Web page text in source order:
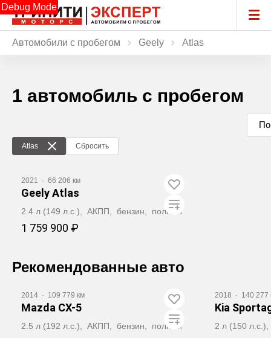
Debug Mode
Автомобили с пробегом Geely Atlas
1 автомобиль с пробегом
Atlas Сбросить
2021 · 66 206 км
Geely Atlas
2.4 л (149 л.с.), АКПП, бензин, полный
1 759 900 ₽
Рекомендованные авто
2014 · 109 779 км
Mazda CX-5
2.5 л (192 л.с.), АКПП, бензин, полный
2018 · 140 277
Kia
2 л (150